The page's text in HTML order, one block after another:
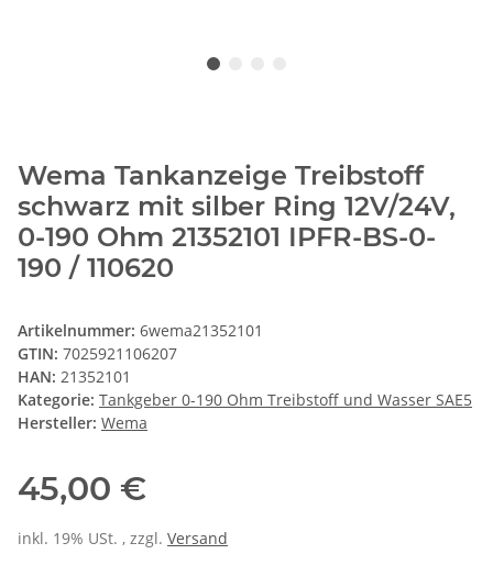
Wema Tankanzeige Treibstoff
schwarz mit silber Ring 12V/24V,
0-190 Ohm 21352101 IPFR-BS-0-
190 / 110620
Artikelnummer: 6wema21352101
GTIN: 7025921106207
HAN: 21352101
Kategorie: Tankgeber 0-190 Ohm Treibstoff und Wasser SAE5
Hersteller: Wema
45,00 €
inkl. 19% USt. , zzgl. Versand